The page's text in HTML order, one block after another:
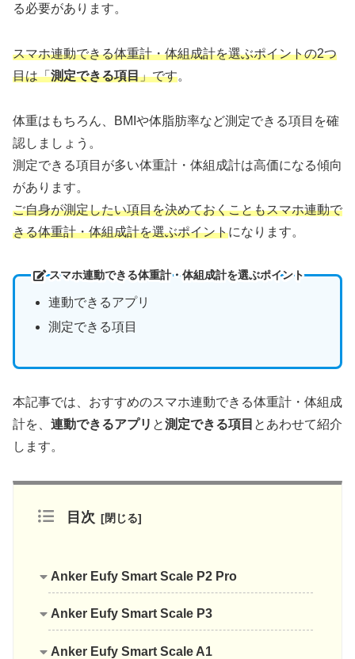
る必要があります。
スマホ連動できる体重計・体組成計を選ぶポイントの2つ
目は「測定できる項目」です。
体重はもちろん、BMIや体脂肪率など測定できる項目を確
認しましょう。
測定できる項目が多い体重計・体組成計は高価になる傾向
があります。
ご自身が測定したい項目を決めておくこともスマホ連動で
きる体重計・体組成計を選ぶポイントになります。
スマホ連動できる体重計・体組成計を選ぶポイント
連動できるアプリ
測定できる項目
本記事では、おすすめのスマホ連動できる体重計・体組成
計を、 連動できるアプリ と測定できる項目 とあわせて紹介
します。
目次
Anker Eufy Smart Scale P2 Pro
Anker Eufy Smart Scale P3
Anker Eufy Smart Scale A1